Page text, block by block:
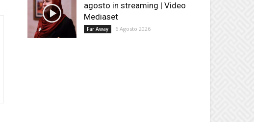
agosto in streaming | Video
Mediaset
Far Away 6 Agosto 2026